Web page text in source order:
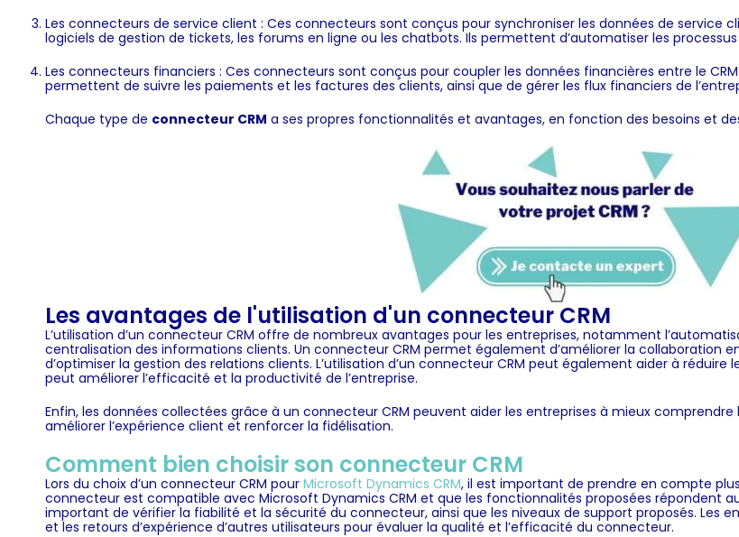
Les connecteurs de service client : Ces connecteurs sont conçus pour synchroniser les données de service
logiciels de gestion de tickets, les forums en ligne ou les chatbots. Ils permettent d’automatiser les
Les connecteurs financiers : Ces connecteurs sont conçus pour coupler les données financières entre le
permettent de suivre les paiements et les factures des clients, ainsi que de gérer les flux financiers de
Chaque type de connecteur CRM a ses propres fonctionnalités et avantages, en fonction des besoins et
Les avantages de l'utilisation d'un connecteur CRM
L’utilisation d’un connecteur CRM offre de nombreux avantages pour les entreprises, notamment
centralisation des informations clients. Un connecteur CRM permet également d’améliorer la collaboration
d’optimiser la gestion des relations clients. L’utilisation d’un connecteur CRM peut également aider à
peut améliorer l’efficacité et la productivité de l’entreprise.
Enfin, les données collectées grâce à un connecteur CRM peuvent aider les entreprises à mieux
améliorer l’expérience client et renforcer la fidélisation.
Comment bien choisir son connecteur CRM
Lors du choix d’un connecteur CRM pour Microsoft Dynamics CRM, il est important de prendre en compte
connecteur est compatible avec Microsoft Dynamics CRM et que les fonctionnalités proposées répondent
important de vérifier la fiabilité et la sécurité du connecteur, ainsi que les niveaux de support proposés. Les
et les retours d’expérience d’autres utilisateurs pour évaluer la qualité et l’efficacité du connecteur.